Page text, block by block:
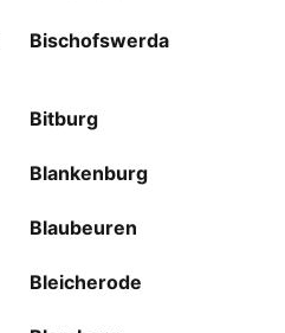
Bischofswerda
Bitburg
Blankenburg
Blaubeuren
Bleicherode